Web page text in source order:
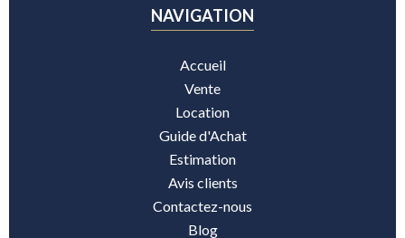
NAVIGATION
Accueil
Vente
Location
Guide d'Achat
Estimation
Avis clients
Contactez-nous
Blog